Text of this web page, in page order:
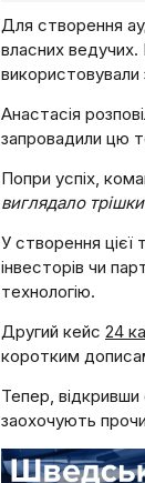
Для створення
власних
використовували
Анастасія
запровадили цю
Попри успіх,
виглядало
У створення цієї
інвесторів чи
технологію.
Другий кейс 24
коротким
Тепер, відкривши
заохочують